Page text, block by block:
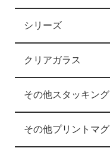
シリーズ
クリアガラス
その他スタッキング
その他プリントマグ